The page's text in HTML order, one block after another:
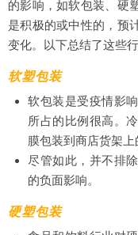
的影响，如软包装、硬
是积极的或中性的，预
变化。以下总结了这些
软塑包装
软包装是受疫情影
所占的比例很高。
膜包装到商店货架上
尽管如此，并不排
的负面影响。
硬塑包装